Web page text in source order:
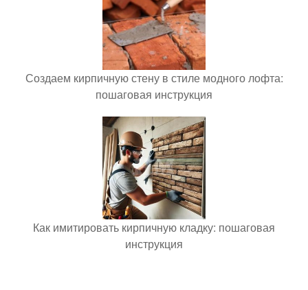
Создаем кирпичную стену в стиле модного лофта:
пошаговая инструкция
Как имитировать кирпичную кладку: пошаговая
инструкция